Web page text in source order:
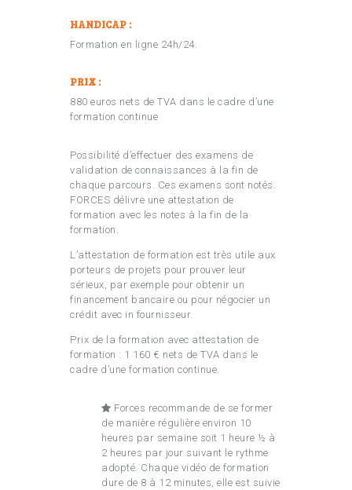
HANDICAP :
Formation en ligne 24h/24.
PRIX :
880 euros nets de TVA dans le cadre d’une
formation continue
Possibilité d’effectuer des examens de
validation de connaissances à la fin de
chaque parcours. Ces examens sont notés.
FORCES délivre une attestation de
formation avec les notes à la fin de la
formation.
L’attestation de formation est très utile aux
porteurs de projets pour prouver leur
sérieux, par exemple pour obtenir un
financement bancaire ou pour négocier un
crédit avec in fournisseur.
Prix de la formation avec attestation de
formation : 1 160 € nets de TVA dans le
cadre d’une formation continue.
Forces recommande de se former
de manière régulière environ 10
heures par semaine soit 1 heure ½ à
2 heures par jour suivant le rythme
adopté. Chaque vidéo de formation
dure de 8 à 12 minutes, elle est suivie